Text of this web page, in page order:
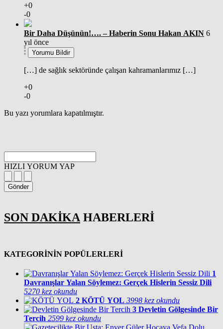
+0
-0
Bir Daha Düşünün!…. – Haberin Sonu Hakan AKIN 6
yıl önce
Yorumu Bildir
[…] de sağlık sektöründe çalışan kahramanlarımız […]
+0
-0
Bu yazı yorumlara kapatılmıştır.
HIZLI YORUM YAP
Gönder
SON DAKİKA HABERLERİ
KATEGORİNİN POPÜLERLERİ
1
Davranışlar Yalan Söylemez: Gerçek Hislerin Sessiz Dili
5270 kez okundu
2 KÖTÜ YOL 3998 kez okundu
3 Devletin Gölgesinde Bir
Tercih 2599 kez okundu